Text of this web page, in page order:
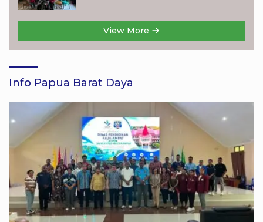
View More
Info Papua Barat Daya